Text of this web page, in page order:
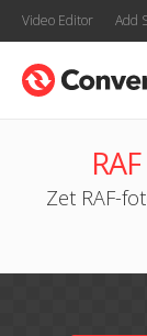
Video Editor Add
Zet RAF-